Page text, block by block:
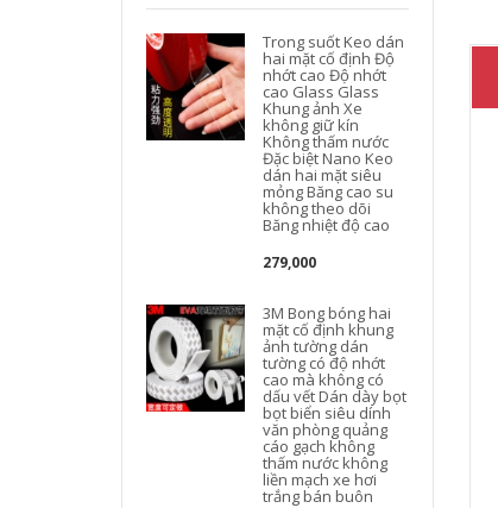
Trong suốt Keo dán
hai mặt cố định Độ
nhớt cao Độ nhớt
cao Glass Glass
Khung ảnh Xe
không giữ kín
Không thấm nước
Đặc biệt Nano Keo
dán hai mặt siêu
mỏng Băng cao su
không theo dõi
Băng nhiệt độ cao
279,000
3M Bong bóng hai
mặt cố định khung
ảnh tường dán
tường có độ nhớt
cao mà không có
dấu vết Dán dày bọt
bọt biển siêu dính
văn phòng quảng
cáo gạch không
thấm nước không
liền mạch xe hơi
trắng bán buôn